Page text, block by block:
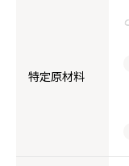
特定原材料